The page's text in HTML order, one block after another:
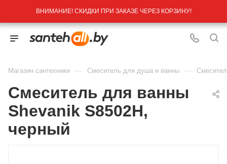
ВНИМАНИЕ! СКИДКИ ПРИ ЗАКАЗЕ ЧЕРЕЗ КОРЗИНУ!
Магазин сантехники — Смеситель для душа и ванны —
Смеситель для ванны
Shevanik S8502H,
черный